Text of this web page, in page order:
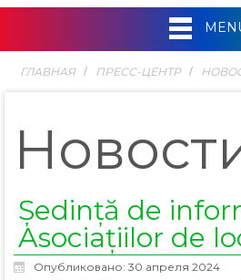
ГЛАВНАЯ ПРЕСС-ЦЕНТР
Ședință de
Asociațiilor de
Опубликовано: 30 апреля 2024